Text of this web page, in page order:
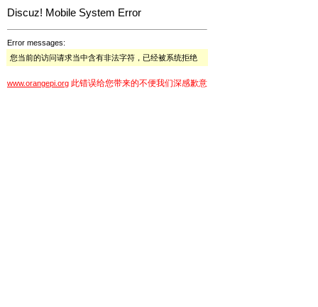
Discuz! Mobile System Error
Error messages:
您当前的访问请求当中含有非法字符，已经被系统拒绝
www.orangepi.org 此错误给您带来的不便我们深感歉意